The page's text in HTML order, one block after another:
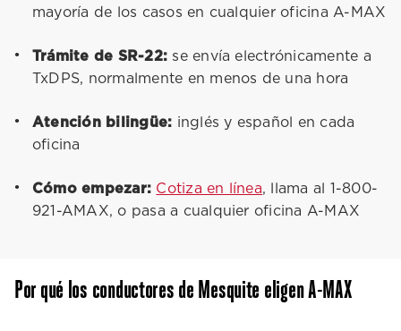
mayoría de los casos en cualquier oficina A-MAX
Trámite de SR-22: se envía electrónicamente a
TxDPS, normalmente en menos de una hora
Atención bilingüe: inglés y español en cada
oficina
Cómo empezar: Cotiza en línea, llama al 1-800-
921-AMAX, o pasa a cualquier oficina A-MAX
Por qué los conductores de Mesquite eligen A-MAX